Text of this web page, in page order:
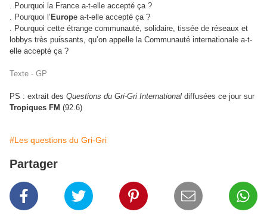
. Pourquoi la France a-t-elle accepté ça ?
. Pourquoi l’ Europe a-t-elle accepté ça ?
. Pourquoi cette étrange communauté, solidaire, tissée de réseaux et
lobbys très puissants, qu’on appelle la Communauté internationale a-t-
elle accepté ça ?
Texte - GP
PS : extrait des Questions du Gri-Gri International diffusées ce jour sur
Tropiques FM (92.6)
#Les questions du Gri-Gri
Partager